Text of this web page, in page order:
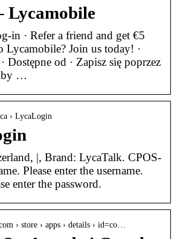
Lycamobile
in · Refer a friend and get €5
Lycamobile? Join us today! ·
Dostępne od · Zapisz się poprzez
…
› LycaLogin
|, Brand: LycaTalk. CPOS-
Please enter the username.
enter the password.
› store › apps › details › id=co…